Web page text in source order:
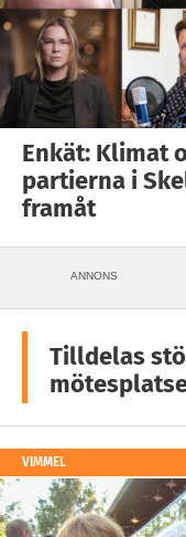
Enkät: Klimat
partierna i
framåt
ANNONS
Tilldelas
VIMMEL